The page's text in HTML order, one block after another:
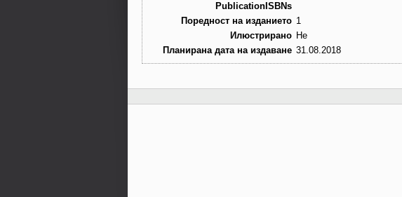
PublicationISBNs
Поредност на изданието 1
Илюстрирано Не
Планирана дата на издаване 31.08.2018